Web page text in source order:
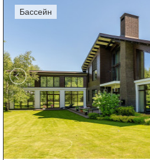
бассейн